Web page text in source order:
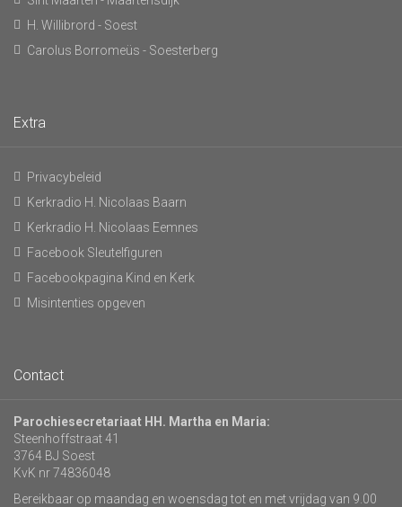
H. Willibrord - Soest
Carolus Borromeüs - Soesterberg
Extra
Privacybeleid
Kerkradio H. Nicolaas Baarn
Kerkradio H. Nicolaas Eemnes
Facebook Sleutelfiguren
Facebookpagina Kind en Kerk
Misintenties opgeven
Contact
Parochiesecretariaat HH. Martha en Maria:
Steenhoffstraat 41
3764 BJ Soest
KvK nr 74836048
Bereikbaar op maandag en woensdag tot en met vrijdag van 9.00